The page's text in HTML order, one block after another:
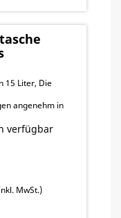
15 Liter, Die
angenehm in
liegen
verfügbar
MwSt.)